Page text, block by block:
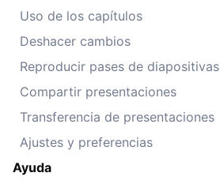
Uso de los capítulos
Deshacer cambios
Reproducir pases de diapositivas
Compartir presentaciones
Transferencia de presentaciones
Ajustes y preferencias
Ayuda